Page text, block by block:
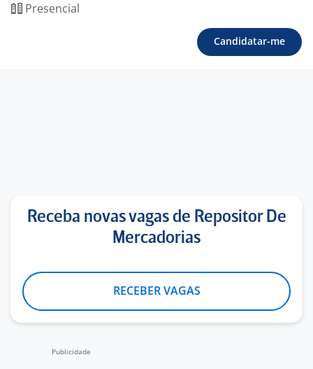
Presencial
Candidatar-me
Receba novas vagas de Repositor De
Mercadorias
RECEBER VAGAS